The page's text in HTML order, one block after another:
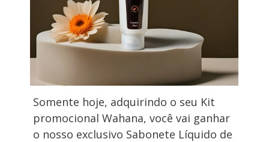
Somente hoje, adquirindo o seu Kit
promocional Wahana, você vai ganhar
o nosso exclusivo Sabonete Líquido de